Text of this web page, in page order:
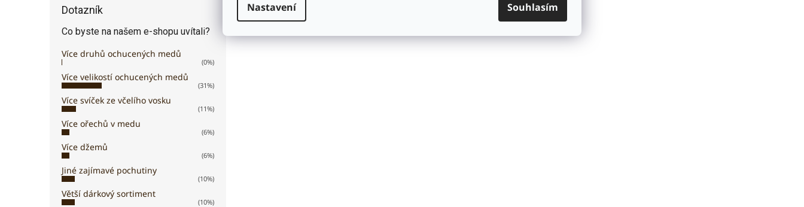
Nastavení Souhlasím
Dotazník
Co byste na našem e-shopu uvítali?
Více druhů ochucených medů
(0%)
Více velikostí ochucených medů
(31%)
Více svíček ze včelího vosku
(11%)
Více ořechů v medu
(6%)
Více džemů
(6%)
Jiné zajímavé pochutiny
(10%)
Větší dárkový sortiment
(10%)